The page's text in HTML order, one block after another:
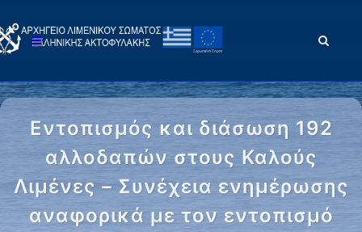
Εντοπισμός και διάσωση 192
αλλοδαπών στους Καλούς
Λιμένες – Συνέχεια ενημέρωσης
αναφορικά με τον εντοπισμό